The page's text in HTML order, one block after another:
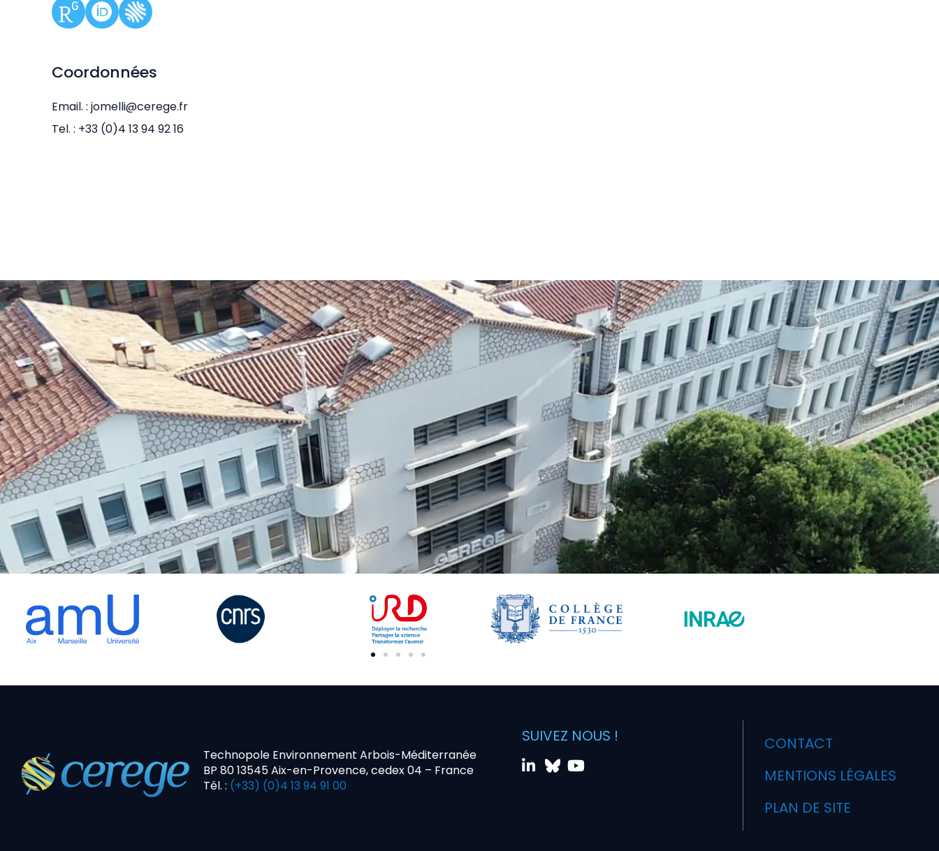
Coordonnées
Email. : jomelli@cerege.fr
Tel. : +33 (0)4 13 94 92 16
Technopole Environnement Arbois-Méditerranée
BP 80 13545 Aix-en-Provence, cedex 04 – France
Tél. : (+33) (0)4 13 94 91 00
SUIVEZ NOUS !
CONTACT
MENTIONS LÉGALES
PLAN DE SITE